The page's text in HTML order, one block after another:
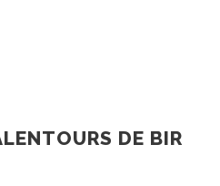
DE BIR